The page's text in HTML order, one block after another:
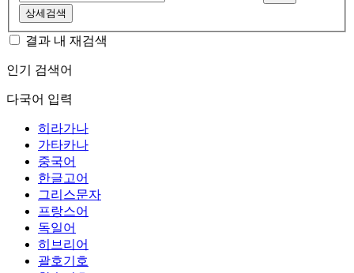
상세검색
결과 내 재검색
인기 검색어
다국어 입력
히라가나
가타카나
중국어
한글고어
그리스문자
프랑스어
독일어
히브리어
괄호기호